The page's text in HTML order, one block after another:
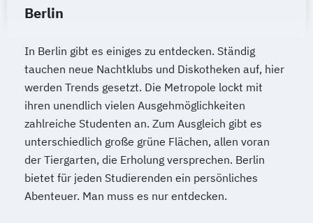
Berlin
In Berlin gibt es einiges zu entdecken. Ständig
tauchen neue Nachtklubs und Diskotheken auf, hier
werden Trends gesetzt. Die Metropole lockt mit
ihren unendlich vielen Ausgehmöglichkeiten
zahlreiche Studenten an. Zum Ausgleich gibt es
unterschiedlich große grüne Flächen, allen voran
der Tiergarten, die Erholung versprechen. Berlin
bietet für jeden Studierenden ein persönliches
Abenteuer. Man muss es nur entdecken.